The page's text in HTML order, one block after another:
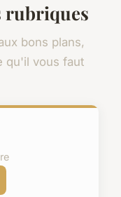
rubriques
bons plans,
qu'il vous faut